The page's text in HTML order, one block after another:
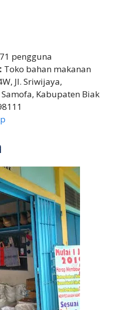
pengguna
Toko bahan makanan
Jl. Sriwijaya,
Kabupaten Biak